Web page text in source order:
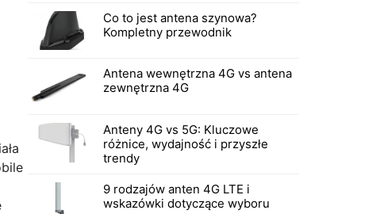
Co to jest antena szynowa?
Kompletny przewodnik
Antena wewnętrzna 4G vs antena
zewnętrzna 4G
Anteny 4G vs 5G: Kluczowe
różnice, wydajność i przyszłe
trendy
9 rodzajów anten 4G LTE i
wskazówki dotyczące wyboru